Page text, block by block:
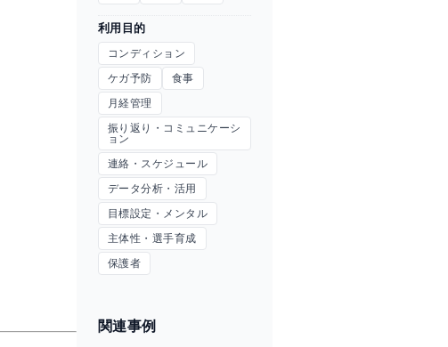
利用目的
コンディション
ケガ予防
食事
月経管理
振り返り・コミュニケーシ
ョン
連絡・スケジュール
データ分析・活用
目標設定・メンタル
主体性・選手育成
保護者
関連事例